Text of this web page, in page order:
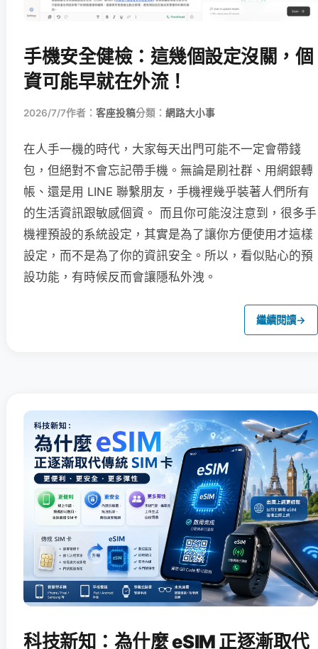
手機安全健檢：這幾個設定沒關，個
資可能早就在外流！
2026/7/7作者： 客座投稿分類： 網路大小事
在人手一機的時代，大家每天出門可能不一定會帶錢
包，但絕對不會忘記帶手機。無論是刷社群、用網銀轉
帳、還是用 LINE 聯繫朋友，手機裡幾乎裝著人們所有
的生活資訊跟敏感個資。 而且你可能沒注意到，很多手
機裡預設的系統設定，其實是為了讓你方便使用才這樣
設定，而不是為了你的資訊安全。所以，看似貼心的預
設功能，有時候反而會讓隱私外洩。
繼續閱讀→
科技新知：為什麼 eSIM 正逐漸取代